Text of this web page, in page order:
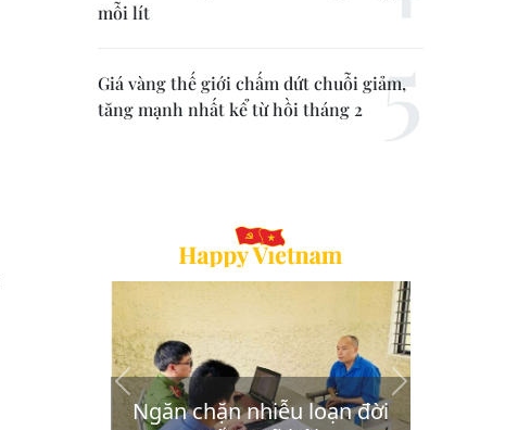
mỗi lít
Giá vàng thế giới chấm dứt chuỗi giảm,
tăng mạnh nhất kể từ hồi tháng 2